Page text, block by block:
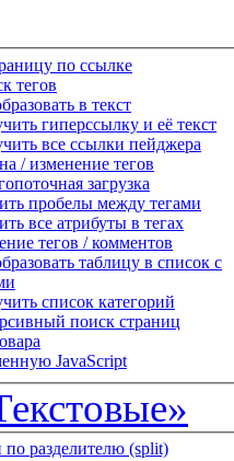
по ссылке
тегов
в текст
гиперссылку и её текст
все ссылки пейджера
/ изменение тегов
загрузка
пробелы между тегами
все атрибуты в тегах
тегов / комментов
таблицу в список с
список категорий
поиск страниц
JavaScript
по разделителю (split)